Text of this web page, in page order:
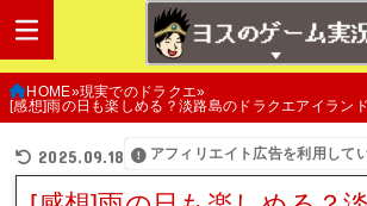
HOME 現実でのドラクエ
[感想]雨の日も楽しめる？淡路島のドラクエアイラン
2025.09.18 アフィリエイト広告を利用して